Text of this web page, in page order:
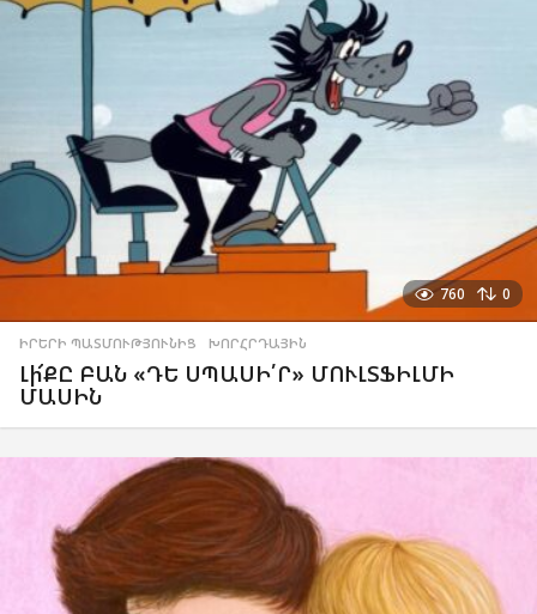
760 0
ԻՐԵՐԻ ՊԱՏՄՈՒԹՅՈՒՆԻՑ ,ԽՈՐՀՐԴԱՅԻՆ
Լի՜ՔԸ ԲԱՆ «ԴԵ ՍՊԱՍԻ՛Ր» ՄՈՒԼՏՖԻԼՄԻ
ՄԱՍԻՆ